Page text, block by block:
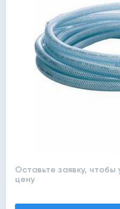
Оставьте заявку, чтобы
цену